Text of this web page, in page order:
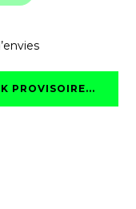
PROVISOIRE...